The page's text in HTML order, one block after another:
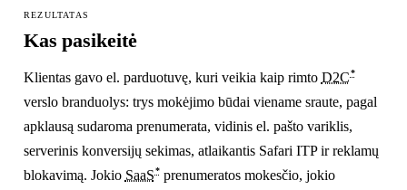
REZULTATAS
Kas pasikeitė
Klientas gavo el. parduotuvę, kuri veikia kaip rimto D2C*
verslo branduolys: trys mokėjimo būdai viename sraute, pagal
apklausą sudaroma prenumerata, vidinis el. pašto variklis,
serverinis konversijų sekimas, atlaikantis Safari ITP ir reklamų
blokavimą. Jokio SaaS*prenumeratos mokesčio, jokio